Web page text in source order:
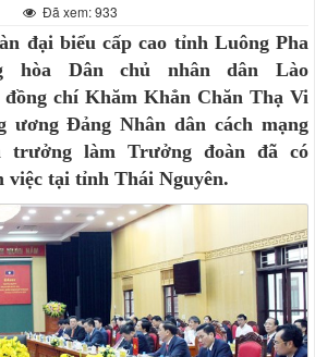
Đã xem: 933
đại biểu cấp cao tỉnh Luông Pha
hòa Dân chủ nhân dân Lào
chí Khăm Khẳn Chăn Thạ Vi
ương Đảng Nhân dân cách mạng
làm Trưởng đoàn đã có
việc tại tỉnh Thái Nguyên.